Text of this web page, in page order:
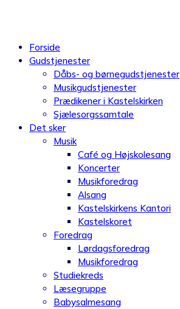
Forside
Gudstjenester
Dåbs- og børnegudstjenester
Musikgudstjenester
Prædikener i Kastelskirken
Sjælesorgssamtale
Det sker
Musik
Café og Højskolesang
Koncerter
Musikforedrag
Alsang
Kastelskirkens Kantori
Kastelskoret
Foredrag
Lørdagsforedrag
Musikforedrag
Studiekreds
Læsegruppe
Babysalmesang